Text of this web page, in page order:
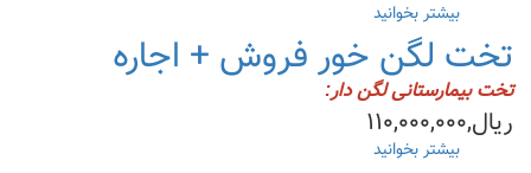
بیشتر بخوانید
مشخصات
تخت
بیمار
تخت لگن خور فروش + اجاره
تخت بیمارستانی لگن دار:
ریال,۱۱۰,۰۰۰,۰۰۰
بیشتر بخوانید